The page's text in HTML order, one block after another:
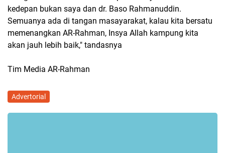
kedepan bukan saya dan dr. Baso Rahmanuddin.
Semuanya ada di tangan masayarakat, kalau kita bersatu
memenangkan AR-Rahman, Insya Allah kampung kita
akan jauh lebih baik," tandasnya
Tim Media AR-Rahman
Advertorial